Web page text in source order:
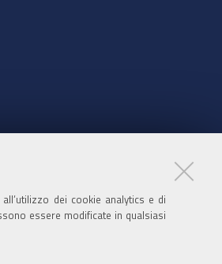
all’utilizzo dei cookie analytics e di
essere modificate in qualsiasi